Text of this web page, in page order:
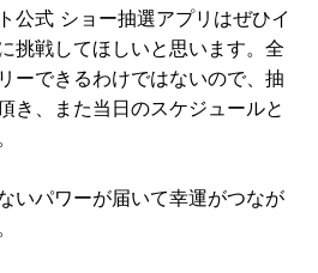
公式 ショー抽選アプリはぜひイ
挑戦してほしいと思います。全
ーできるわけではないので、抽
き、また当日のスケジュールと
いパワーが届いて幸運がつなが